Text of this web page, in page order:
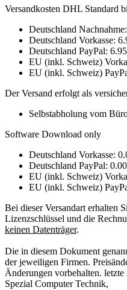
Versandkosten DHL Standard
Deutschland
Deutschland Vorkasse:
Deutschland PayPal:
EU (inkl. Schweiz)
EU (inkl. Schweiz)
Der Versand erfolgt als
Selbstabholung vom
Software Download only
Deutschland Vorkasse:
Deutschland PayPal:
EU (inkl. Schweiz)
EU (inkl. Schweiz)
Bei dieser Versandart erhalten
Lizenzschlüssel und die
keinen Datenträger.
Die in diesem Dokument
der jeweiligen Firmen.
Änderungen vorbehalten.
Spezial Computer Technik,